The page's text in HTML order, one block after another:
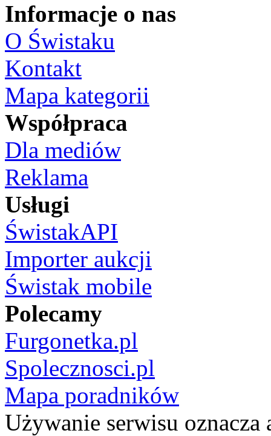
Informacje o nas
O Świstaku
Kontakt
Mapa kategorii
Współpraca
Dla mediów
Reklama
Usługi
ŚwistakAPI
Importer aukcji
Świstak mobile
Polecamy
Furgonetka.pl
Spolecznosci.pl
Mapa poradników
Używanie serwisu oznacza